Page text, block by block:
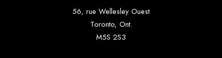
56, rue Wellesley Ouest
Toronto, Ont.
M5S 2S3